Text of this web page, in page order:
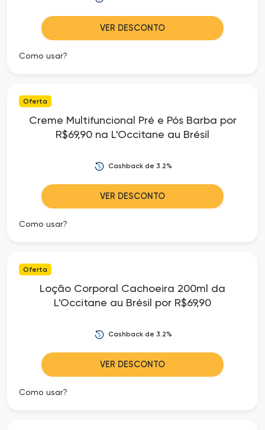
VER DESCONTO
Como usar?
Oferta
Creme Multifuncional Pré e Pós Barba por
R$69,90 na L'Occitane au Brésil
Cashback de 3.2%
VER DESCONTO
Como usar?
Oferta
Loção Corporal Cachoeira 200ml da
L'Occitane au Brésil por R$69,90
Cashback de 3.2%
VER DESCONTO
Como usar?